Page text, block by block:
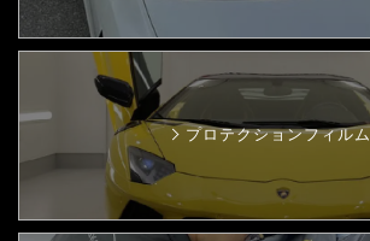
プロテクションフィルム